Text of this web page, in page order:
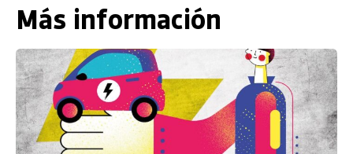
Más información